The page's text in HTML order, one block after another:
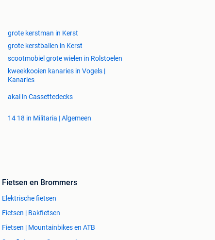
grote kerstman in Kerst
grote kerstballen in Kerst
scootmobiel grote wielen in Rolstoelen
kweekkooien kanaries in Vogels |
Kanaries
akai in Cassettedecks
14 18 in Militaria | Algemeen
Fietsen en Brommers
Elektrische fietsen
Fietsen | Bakfietsen
Fietsen | Mountainbikes en ATB